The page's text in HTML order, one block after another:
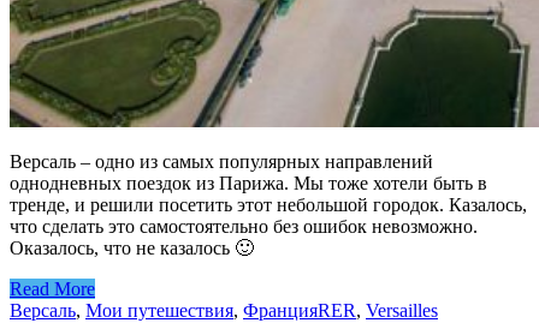
Версаль – одно из самых популярных направлений
однодневных поездок из Парижа. Мы тоже хотели быть в
тренде, и решили посетить этот небольшой городок. Казалось,
что сделать это самостоятельно без ошибок невозможно.
Оказалось, что не казалось 🙂
Read More
Версаль, Мои путешествия, ФранцияRER, Versailles